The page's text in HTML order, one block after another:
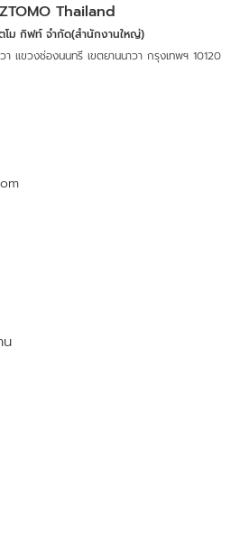
Thailand
โม กิฟท์ จำกัด(สำนักงานใหญ่)
า แขวงช่องนนทรี เขตยานนาวา กรุงเทพฯ 10120
น